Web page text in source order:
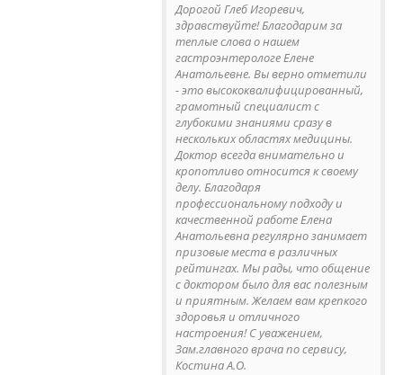
Дорогой Глеб Игоревич,
здравствуйте! Благодарим за
теплые слова о нашем
гастроэнтерологе Елене
Анатольевне. Вы верно отметили
- это высококвалифицированный,
грамотный специалист с
глубокими знаниями сразу в
нескольких областях медицины.
Доктор всегда внимательно и
кропотливо относится к своему
делу. Благодаря
профессиональному подходу и
качественной работе Елена
Анатольевна регулярно занимает
призовые места в различных
рейтингах. Мы рады, что общение
с доктором было для вас полезным
и приятным. Желаем вам крепкого
здоровья и отличного
настроения! С уважением,
Зам.главного врача по сервису,
Костина А.О.